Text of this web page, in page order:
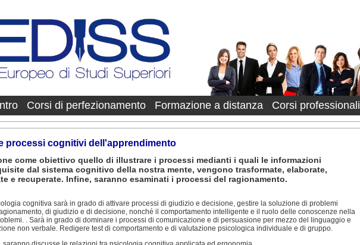
Corsi di perfezionamento Formazione a distanza Corsi professionali
processi cognitivi dell'apprendimento
come obiettivo quello di illustrare i processi medianti i quali le informazioni
dal sistema cognitivo della nostra mente, vengono trasformate, elaborate,
e recuperate. Infine, saranno esaminati i processi del ragionamento.
cognitiva sarà in grado di attivare processi di giudizio e decisione, gestire la soluzione di problemi
di giudizio e di decisione, nonché il comportamento intelligente e il ruolo delle conoscenze nella
. Sarà in grado di dominare i processi di comunicazione e di persuasione per mezzo del linguaggio e
non verbale. Redigere test di comportamento e di valutazione psicologica individuale e di gruppo.